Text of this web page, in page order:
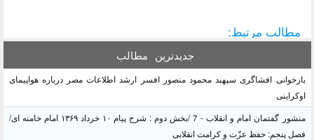
مطالب مرتبط:
جدیدترین مطالب
بازخوانی افشاگری سپهبد محمود منصور افسر ارشد اطلاعات مصر درباره هواپیمای
اوکراینی
منشور گفتمان امام و انقلاب - 7 /بخش دوم : شرح پیام ۱۰ خرداد ۱۳۶۹ امام خامنه ای/
فصل پنجم: حفظ عزّت و کرامت انقلابی